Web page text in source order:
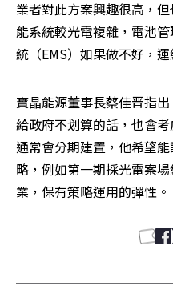
業者對此方案興趣很高，
能系統較光電複雜，電池
統（EMS）如果做不好，
寶晶能源董事長蔡佳晋指
給政府不划算的話，也會
通常會分期建置，他希望
略，例如第一期採光電案
業，保有策略運用的彈性。